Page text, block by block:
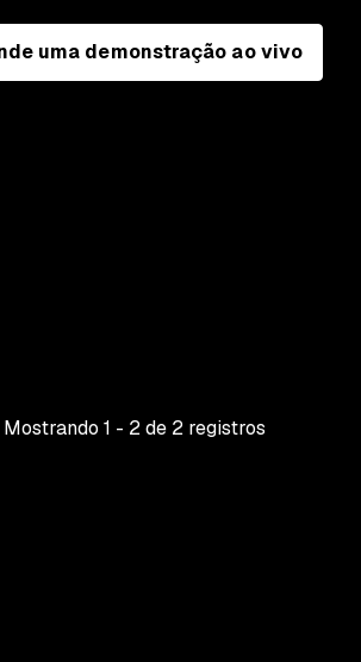
uma demonstração ao vivo
Mostrando 1 - 2de 2 registros